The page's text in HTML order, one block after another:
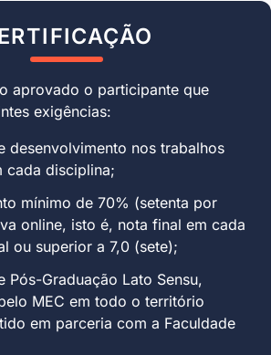
aprovado o participante que
exigências:
desenvolvimento nos trabalhos
cada disciplina;
mínimo de 70% (setenta por
online, isto é, nota final em cada
ou superior a 7,0 (sete);
Pós-Graduação Lato Sensu,
MEC em todo o território
em parceria com a Faculdade